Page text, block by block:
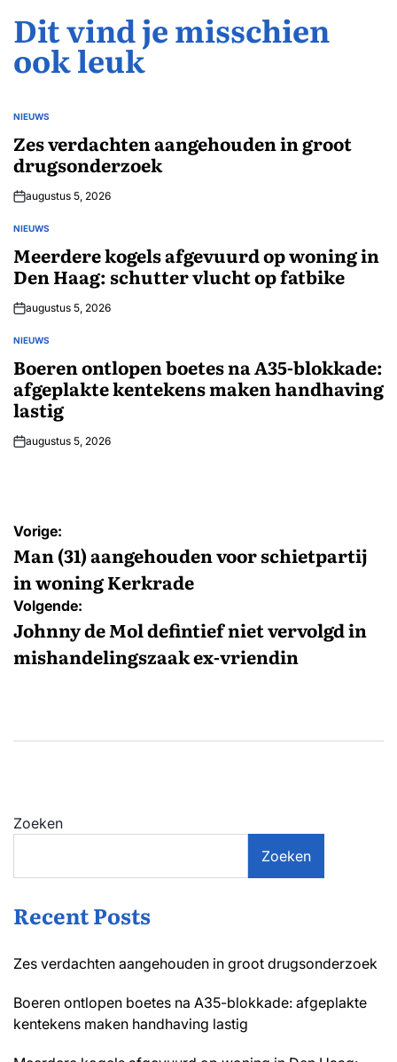
Dit vind je misschien
ook leuk
GEPLAATST
NIEUWS
Zes verdachten aangehouden in groot
drugsonderzoek
augustus 5, 2026
GEPLAATST
NIEUWS
Meerdere kogels afgevuurd op woning in
Den Haag: schutter vlucht op fatbike
augustus 5, 2026
GEPLAATST
NIEUWS
Boeren ontlopen boetes na A35-blokkade:
afgeplakte kentekens maken handhaving
lastig
augustus 5, 2026
Bericht
navigatie
Vorige:
Man (31) aangehouden voor schietpartij
in woning Kerkrade
Volgende:
Johnny de Mol defintief niet vervolgd in
mishandelingszaak ex-vriendin
Zoeken
Zoeken
Recent Posts
Zes verdachten aangehouden in groot drugsonderzoek
Boeren ontlopen boetes na A35-blokkade: afgeplakte
kentekens maken handhaving lastig